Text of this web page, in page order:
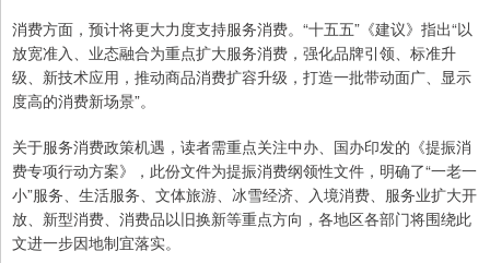
消费方面，预计将更大力度支持服务消费。“十五五”《建议》指出“以
放宽准入、业态融合为重点扩大服务消费，强化品牌引领、标准升
级、新技术应用，推动商品消费扩容升级，打造一批带动面广、显示
度高的消费新场景”。
关于服务消费政策机遇，读者需重点关注中办、国办印发的《提振消
费专项行动方案》，此份文件为提振消费纲领性文件，明确了“一老一
小”服务、生活服务、文体旅游、冰雪经济、入境消费、服务业扩大开
放、新型消费、消费品以旧换新等重点方向，各地区各部门将围绕此
文进一步因地制宜落实。